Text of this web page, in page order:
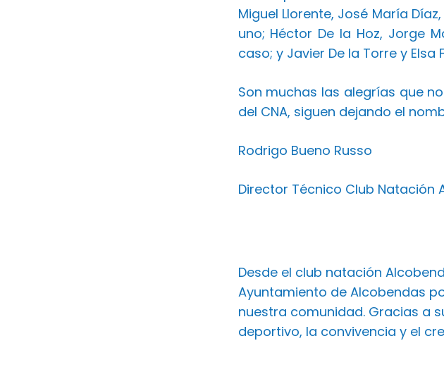
Miguel Llorente, José María
uno; Héctor De la Hoz, Jorge
caso; y Javier De la Torre y
Son muchas las alegrías que
del CNA, siguen dejando el
Rodrigo Bueno Russo
Director Técnico Club Natación
Desde el club natación
Ayuntamiento de Alcobendas
nuestra comunidad. Gracias a
deportivo, la convivencia y el